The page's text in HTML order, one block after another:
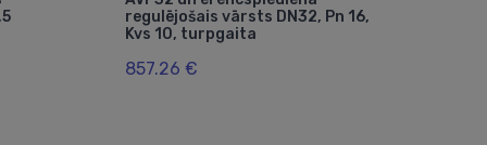
regulējošais vārsts DN32, Pn 16,
Kvs 10, turpgaita
857.26 €